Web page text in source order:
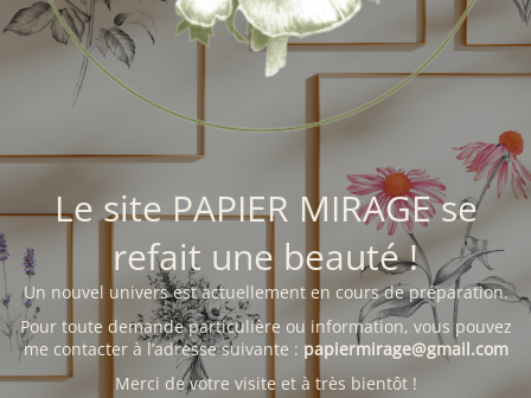
Le site PAPIER MIRAGE se
refait une beauté !
Un nouvel univers est actuellement en cours de préparation.
Pour toute demande particulière ou information, vous pouvez
me contacter à l’adresse suivante : papiermirage@gmail.com
Merci de votre visite et à très bientôt !